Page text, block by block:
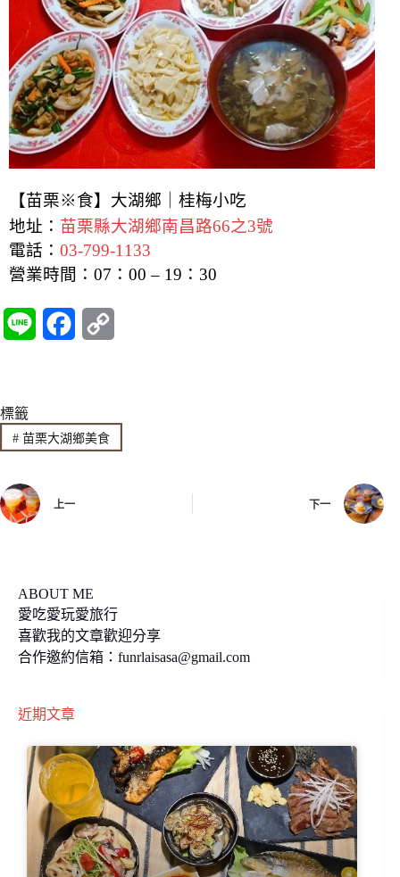
【苗栗※食】大湖鄉｜桂梅小吃
地址： 苗栗縣大湖鄉南昌路66之3號
電話： 03-799-1133
營業時間：07：00 – 19：30
e e
b
y
L
標籤
#苗栗大湖鄉美食
上一 下一
ABOUT ME
愛吃愛玩愛旅行
喜歡我的文章歡迎分享
合作邀約信箱： funrlaisasa@gmail.com
近期文章